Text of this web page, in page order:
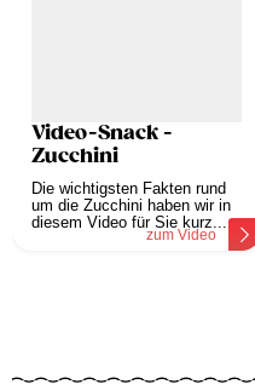
Video-Snack -
Zucchini
Die wichtigsten Fakten rund
um die Zucchini haben wir in
diesem Video für Sie kurz...
zum Video